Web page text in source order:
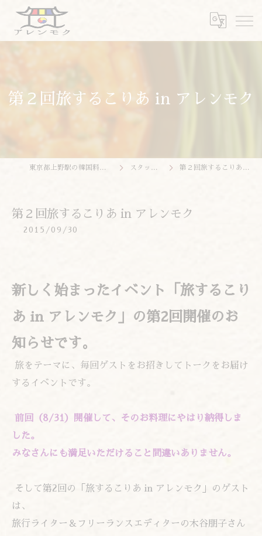
第２回旅するこりあ in アレンモク
東京都上野駅の韓国料理ならアレンモク スタッフブログ 第２回旅するこりあ in アレンモク
第２回旅するこりあ in アレンモク
2015/09/30
新しく始まったイベント「旅するこり
あ in アレンモク」の第2回開催のお
知らせです。
旅をテーマに、毎回ゲストをお招きしてトークをお届け
するイベントです。
前回（8/31）開催して、そのお料理にやはり納得しま
した。
みなさんにも満足いただけること間違いありません。
そして第2回の「旅するこりあ in アレンモク」のゲスト
は、
旅行ライター＆フリーランスエディターの木谷朋子さん